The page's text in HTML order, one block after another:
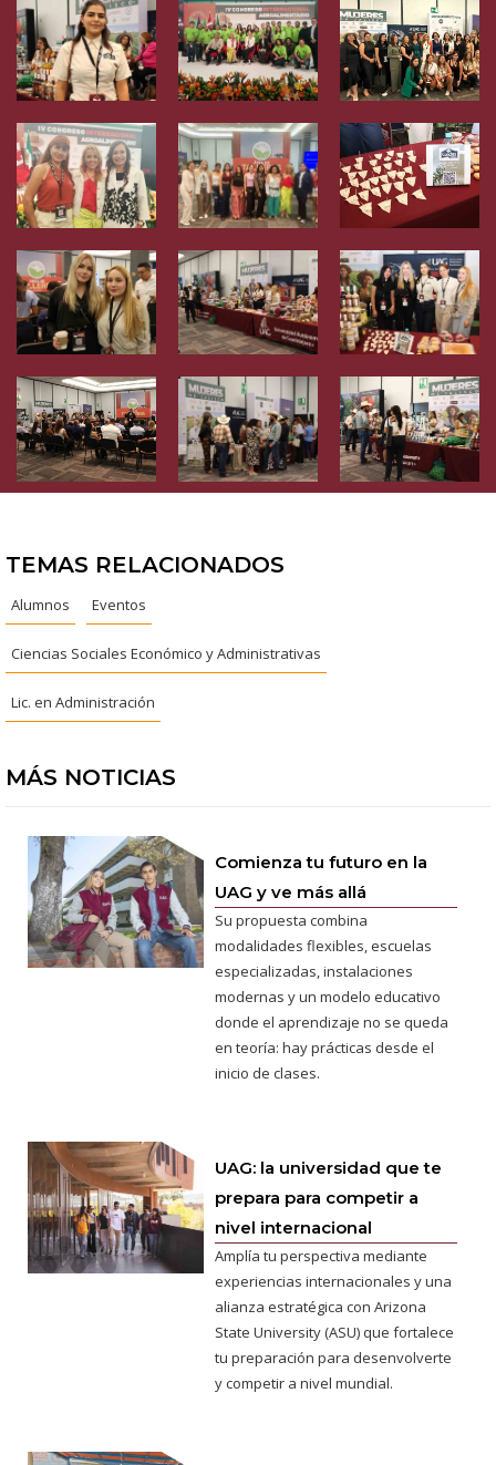
TEMAS RELACIONADOS
Alumnos Eventos
Ciencias Sociales Económico y Administrativas
Lic. en Administración
MÁS NOTICIAS
Comienza tu futuro en la
UAG y ve más allá
Su propuesta combina
modalidades flexibles, escuelas
especializadas, instalaciones
modernas y un modelo educativo
donde el aprendizaje no se queda
en teoría: hay prácticas desde el
inicio de clases.
UAG: la universidad que te
prepara para competir a
nivel internacional
Amplía tu perspectiva mediante
experiencias internacionales y una
alianza estratégica con Arizona
State University (ASU) que fortalece
tu preparación para desenvolverte
y competir a nivel mundial.